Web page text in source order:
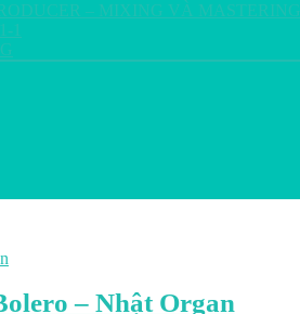
– MIXING VÀ MASTERING
1
– Nhật Organ